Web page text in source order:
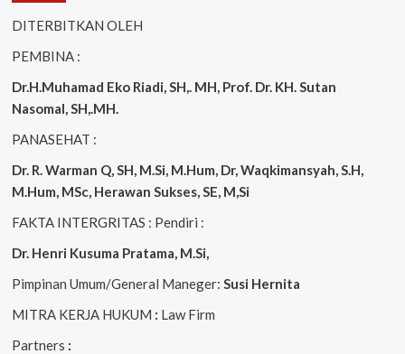
DITERBITKAN OLEH
PEMBINA :
Dr.H.Muhamad Eko Riadi , SH,. MH , Prof. Dr. KH. Sutan
Nasomal, SH,.MH.
PANASEHAT :
Dr. R. Warman Q, SH, M.Si, M.Hum Dr, Waqkimansyah, S.H,
M.Hum, MSc, Herawan Sukses, SE, M,Si
FAKTA INTERGRITAS : Pendiri :
Dr. Henri Kusuma Pratama, M.Si
Pimpinan Umum/General Maneger: Susi Hernita
MITRA KERJA HUKUM : Law Firm
Partners :